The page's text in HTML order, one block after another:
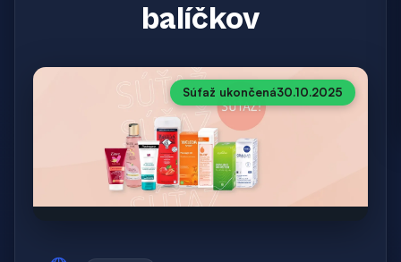
balíčkov
Súťaž ukončená30.10.2025